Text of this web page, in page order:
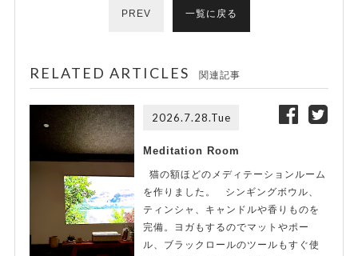
PREV 一覧に戻る
RELATED ARTICLES 関連記事
2026.7.28.Tue
Meditation Room
猫の額ほどのメディテーションルーム
を作りました。 シンギングボウル、
ティンシャ、キャンドルや香りものを
完備。ヨガもするのでマットやポー
ル、ブラックロールのツールもすぐ使